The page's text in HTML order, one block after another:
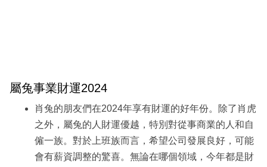
屬兔事業財運2024
肖兔的朋友們在2024年享有財運的好年份。除了肖虎
之外，屬兔的人財運優越，特別對從事商業的人和自
僱一族。對於上班族而言，希望公司發展良好，可能
會有薪資調整的驚喜。無論在哪個領域，今年都是財